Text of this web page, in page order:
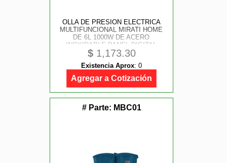
OLLA DE PRESION ELECTRICA
MULTIFUNCIONAL MIRATI HOME
DE 6L 1000W DE ACERO
INOXIDABLE PANEL DIGITAL
MULTIUSOS COCCION LENTA O
RAPIDA 10 FUNCIONES
PRESTABLECIDOS CON
PROTECCION DE SEGURIDAD
$1,173.30
Existencia Aprox: 0
Agregar a Cotización
# Parte: MBC01